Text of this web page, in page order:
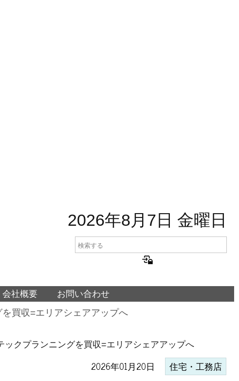
2026年8月7日 金曜日
会社概要 お問い合わせ
買収=エリアシェアアップへ
クプランニングを買収=エリアシェアアップへ
2026年01月20日 住宅・工務店